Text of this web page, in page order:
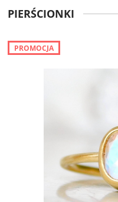
PIERŚCIONKI
PROMOCJA